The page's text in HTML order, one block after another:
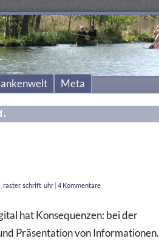
Meta
raster, schrift uhr | 4 Kommentare
hat Konsequenzen: bei der
Präsentation von Informationen.